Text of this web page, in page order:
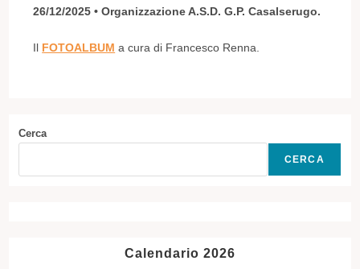
26/12/2025 • Organizzazione A.S.D. G.P. Casalserugo.
Il FOTOALBUM a cura di Francesco Renna.
Cerca
CERCA
Calendario 2026